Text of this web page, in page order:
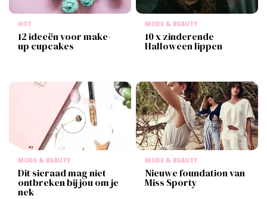
HOT
12 ideeën voor make-
up cupcakes
MODE & BEAUTY
10 x zinderende
Halloween lippen
MODE & BEAUTY
Dit sieraad mag niet
ontbreken bij jou om je
nek
MODE & BEAUTY
Nieuwe foundation van
Miss Sporty